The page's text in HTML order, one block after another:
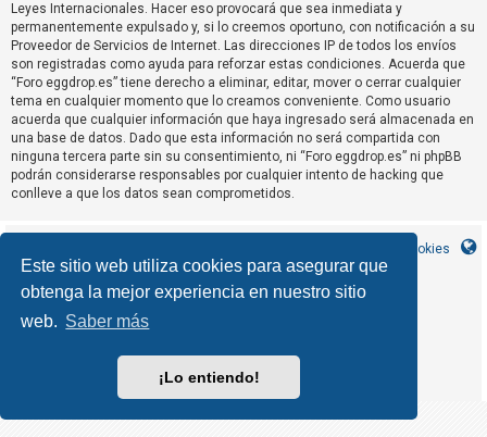
Este sitio web utiliza cookies para asegurar que
obtenga la mejor experiencia en nuestro sitio
web. Saber más
¡Lo entiendo!
g
i
s
t
r
a
r
s
T
e
s
Leyes Internacionales. Hacer eso provocará que sea inmediata y
permanentemente expulsado y, si lo creemos oportuno, con notificación a su
Proveedor de Servicios de Internet. Las direcciones IP de todos los envíos
son registradas como ayuda para reforzar estas condiciones. Acuerda que
“Foro eggdrop.es” tiene derecho a eliminar, editar, mover o cerrar cualquier
tema en cualquier momento que lo creamos conveniente. Como usuario
acuerda que cualquier información que haya ingresado será almacenada en
una base de datos. Dado que esta información no será compartida con
ninguna tercera parte sin su consentimiento, ni “Foro eggdrop.es” ni phpBB
podrán considerarse responsables por cualquier intento de hacking que
conlleve a que los datos sean comprometidos.
Borrar cookies
CleanSilver style by MannixMD
Traducción al español porphpBB España
Privacidad|Condiciones